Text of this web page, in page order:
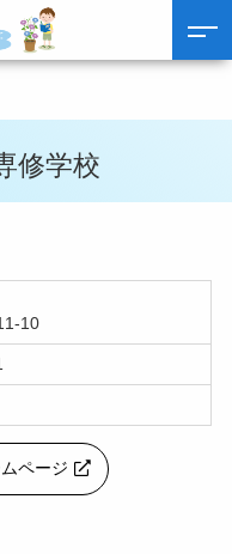
修学校
10
ページ